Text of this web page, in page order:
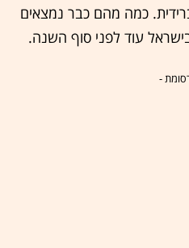
כמה מהם כבר נמצאים
עוד לפני סוף השנה.
-